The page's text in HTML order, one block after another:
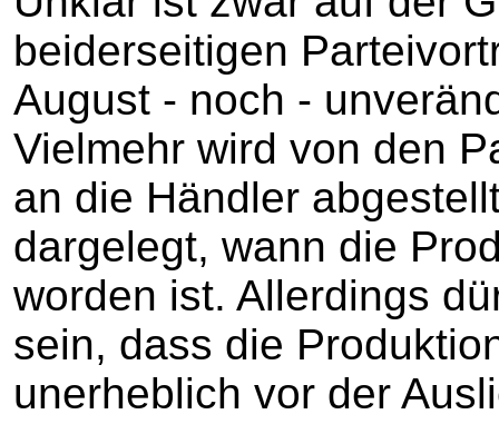
beiderseitigen
August - noch -
Vielmehr wird von den
an die Händler
dargelegt, wann die
worden ist. Allerdings
sein, dass die
unerheblich vor der